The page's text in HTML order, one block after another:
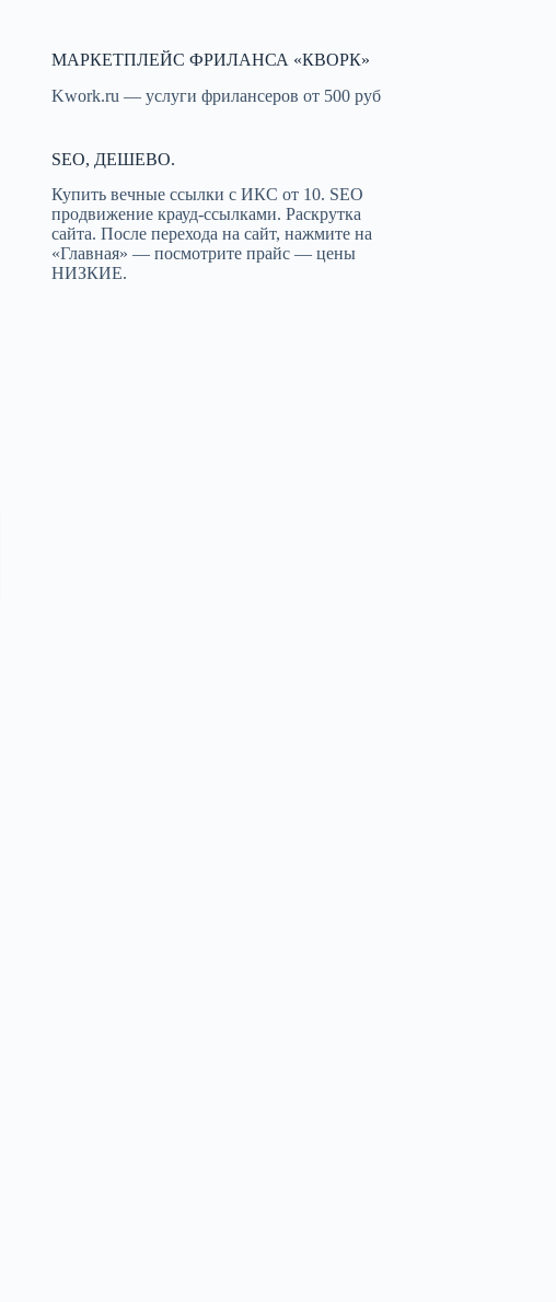
МАРКЕТПЛЕЙС ФРИЛАНСА «КВОРК»
Kwork.ru — услуги фрилансеров от 500 руб
SEO, ДЕШЕВО.
Купить вечные ссылки с ИКС от 10. SEO
продвижение крауд-ссылками. Раскрутка
сайта. После перехода на сайт, нажмите на
«Главная» — посмотрите прайс — цены
НИЗКИЕ.